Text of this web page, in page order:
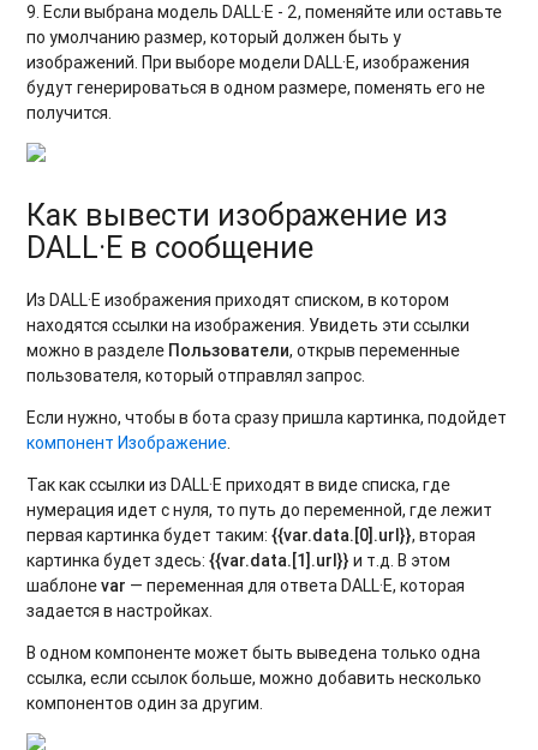
9. Если выбрана модель DALL·E - 2, поменяйте или оставьте
по умолчанию размер, который должен быть у
изображений. При выборе модели DALL·E, изображения
будут генерироваться в одном размере, поменять его не
получится.
Как вывести изображение из
DALL·E в сообщение
Из DALL·E изображения приходят списком, в котором
находятся ссылки на изображения. Увидеть эти ссылки
можно в разделе Пользователи, открыв переменные
пользователя, который отправлял запрос.
Если нужно, чтобы в бота сразу пришла картинка, подойдет
компонент Изображение.
Так как ссылки из DALL·E приходят в виде списка, где
нумерация идет с нуля, то путь до переменной, где лежит
первая картинка будет таким:{{var.data.[0].url}}, вторая
картинка будет здесь:{{var.data.[1].url}} и т.д. В этом
шаблонеvar — переменная для ответа DALL·E, которая
задается в настройках.
В одном компоненте может быть выведена только одна
ссылка, если ссылок больше, можно добавить несколько
компонентов один за другим.